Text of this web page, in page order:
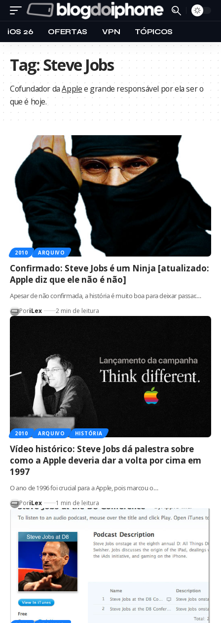
iOS 26 OFERTAS VPN TÓPICOS
Tag:Steve Jobs
Cofundador daApplee grande responsável por ela ser o
que é hoje.
2010 ARQUIVO
Confirmado: Steve Jobs é um Ninja [atualizado:
Apple diz que ele não é não]
Apesar de não confirmada, a história é muito boa para deixar passar.…
PoriLex 2 min de leitura
2010 ARQUIVO HISTÓRIA
Vídeo histórico: Steve Jobs dá palestra sobre
como a Apple deveria dar a volta por cima em
1997
O ano de 1996 foi crucial para a Apple, pois marcou o…
PoriLex 1 min de leitura